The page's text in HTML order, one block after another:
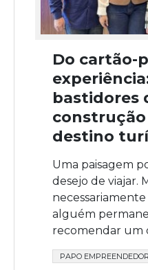
Do cartão-
bastidores
destino
Uma paisagem
desejo de viajar.
alguém
recomendar um
PAPO EMPREENDEDOR